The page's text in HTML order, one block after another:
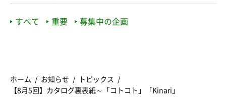
すべて 重要 募集中の企画
ホーム お知らせ
トピックス
【8月5回】カタログ裏表紙～「コトコト」「Kinari」